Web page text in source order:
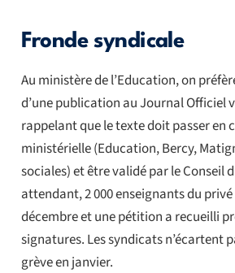
Fronde syndicale
Au ministère de l’Education, on
d’une publication au Journal Officiel
rappelant que le texte doit passer en
ministérielle (Education, Bercy,
sociales) et être validé par le Conseil
attendant, 2 000 enseignants du
décembre et une pétition a recueilli
signatures. Les syndicats n’écartent
grève en janvier.